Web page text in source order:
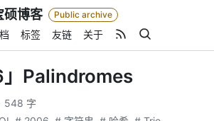
硕博客 Public archive
标签 友链 关于
」Palindromes
548 字